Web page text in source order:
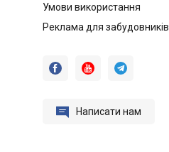
Умови використання
Реклама для забудовників
  
 Написати нам